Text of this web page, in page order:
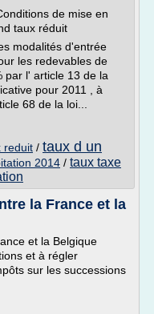
de mise en
taux réduit
modalités d'entrée
les redevables de
par l' article 13 de la
pour 2011 , à
68 de la loi...
reduit / taux d un
2014 / taux taxe
la France et la
et la Belgique
et à régler
sur les successions